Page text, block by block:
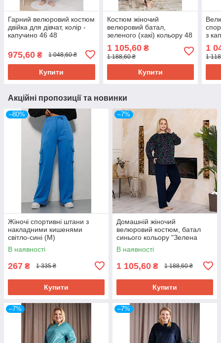
Гарний велюровий костюм
двійка для дівчат, колір -
капучино 46 48
975,60 ₴ 1 048,60 ₴
Купити
Костюм жіночий
велюровий батал,
зеленого (хакі) кольору 48
1 105,60₴
1 188,60 ₴
Купити
з
1
1
Акційні пропозиції та новинки
–80%
Жіночі спортивні штани з
накладними кишенями
світло-сині (M)
В наявності
267 ₴ 1 335 ₴
Купити
–7%
Домашній жіночий
велюровий костюм, батал
синього кольору "Зелена
пава"
В наявності
1 105,60 ₴ 1 188,60 ₴
Купити
–7% –7%